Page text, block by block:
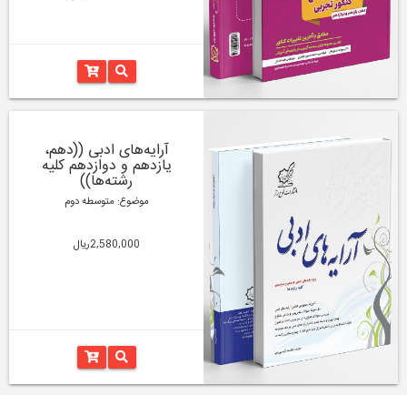
آرایه‌های ادبی ((دهم،
یازدهم و دوازدهم کلیه
رشته‌‌ها))
موضوع: متوسطه دوم
2,580,000ریال